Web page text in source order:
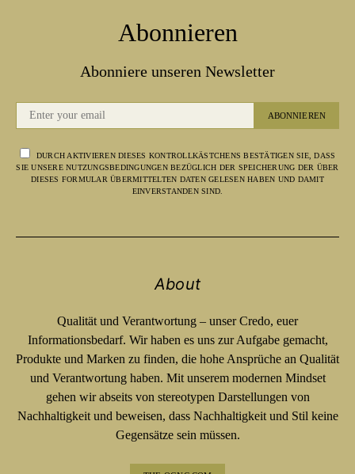
Abonnieren
Abonniere unseren Newsletter
ABONNIEREN
DURCH AKTIVIEREN DIESES KONTROLLKÄSTCHENS BESTÄTIGEN SIE, DASS
SIE UNSERE NUTZUNGSBEDINGUNGEN BEZÜGLICH DER SPEICHERUNG DER ÜBER
DIESES FORMULAR ÜBERMITTELTEN DATEN GELESEN HABEN UND DAMIT
EINVERSTANDEN SIND.
About
Qualität und Verantwortung – unser Credo, euer
Informationsbedarf. Wir haben es uns zur Aufgabe gemacht,
Produkte und Marken zu finden, die hohe Ansprüche an Qualität
und Verantwortung haben. Mit unserem modernen Mindset
gehen wir abseits von stereotypen Darstellungen von
Nachhaltigkeit und beweisen, dass Nachhaltigkeit und Stil keine
Gegensätze sein müssen.